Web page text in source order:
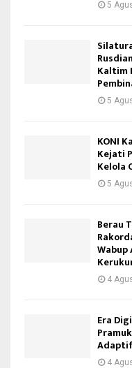
5
Kaltim
5
KONI
Kejati
Kelola
5
Berau
Wabup
4
Era
4